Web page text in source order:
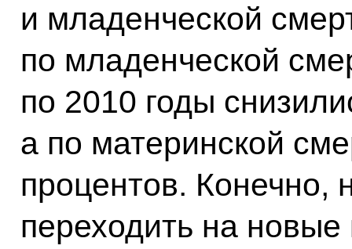
и младенческой
по младенческой
по 2010 годы
а по материнской
процентов. Конечно,
переходить на